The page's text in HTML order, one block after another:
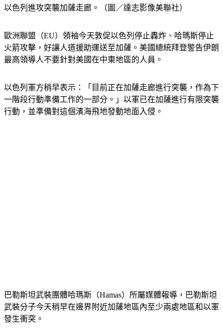
以色列進攻突襲加薩走廊。（圖／達志影像美聯社）
歐洲聯盟（EU）領袖今天敦促以色列停止轟炸、哈瑪斯停止
火箭攻擊，好讓人道援助運送至加薩。美國總統拜登警告伊朗
最高領導人不要針對美國在中東地區的人員。
以色列軍方稍早表示：「目前正在加薩走廊進行突襲，作為下
一階段行動準備工作的一部分。」以軍已在加薩進行有限突襲
行動，並準備對這個濱海飛地發動地面入侵。
巴勒斯坦武裝團體哈瑪斯（Hamas）所屬媒體報導，巴勒斯坦
武裝分子今天稍早在邊界附近加薩地區內至少兩處地區和以軍
發生衝突。